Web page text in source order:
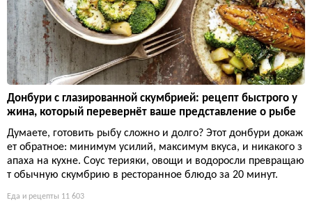
Донбури с глазированной скумбрией: рецепт быстрого у
жина, который перевернёт ваше представление о рыбе
Думаете, готовить рыбу сложно и долго? Этот донбури докаж
ет обратное: минимум усилий, максимум вкуса, и никакого з
апаха на кухне. Соус терияки, овощи и водоросли превращаю
т обычную скумбрию в ресторанное блюдо за 20 минут.
Еда и рецепты 11 603